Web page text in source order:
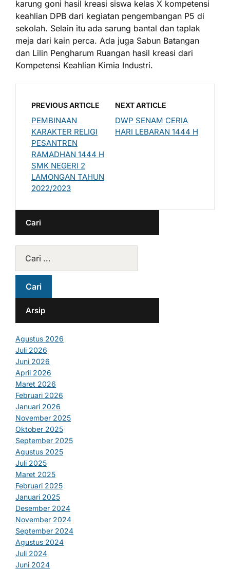
karung goni hasil kreasi siswa kelas X kompetensi
keahlian DPB dari kegiatan pengembangan P5 di
sekolah. Selain itu ada sarung bantal dan taplak
meja dari kain perca. Ada juga Sabun Batangan
dan Lilin Pengharum Ruangan hasil kreasi dari
Kompetensi Keahlian Kimia Industri.
PREVIOUS ARTICLE
PEMBINAAN
KARAKTER RELIGI
PESANTREN
RAMADHAN 1444 H
SMK NEGERI 2
LAMONGAN TAHUN
2022/2023
NEXT ARTICLE
DWP SENAM CERIA
HARI LEBARAN 1444 H
Cari
Arsip
Agustus 2026
Juli 2026
Juni 2026
April 2026
Maret 2026
Februari 2026
Januari 2026
November 2025
Oktober 2025
September 2025
Agustus 2025
Juli 2025
Maret 2025
Februari 2025
Januari 2025
Desember 2024
November 2024
September 2024
Agustus 2024
Juli 2024
Juni 2024